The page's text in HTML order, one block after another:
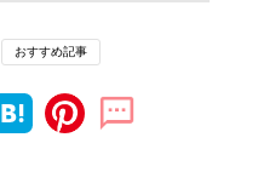
おすすめ記事